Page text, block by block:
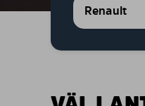
Renault